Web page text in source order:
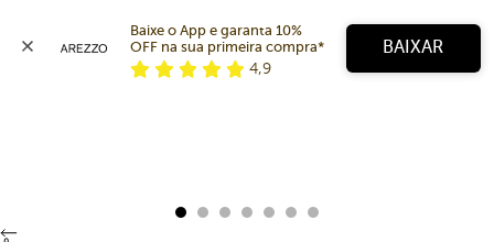
Baixe o App e garanta 10%
OFF na sua primeira compra*
4,9
BAIXAR